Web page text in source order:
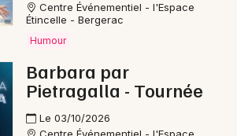
Centre Événementiel - l'Espace
Étincelle - Bergerac
Humour
Barbara par
Pietragalla - Tournée
Le 03/10/2026